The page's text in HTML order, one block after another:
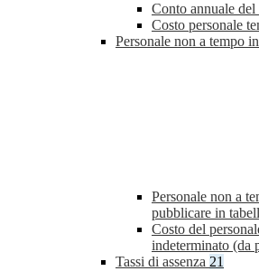
Conto annuale del
Costo personale
Personale non a tempo
Personale non a
pubblicare in
Costo del
indeterminato (da
Tassi di assenza 21